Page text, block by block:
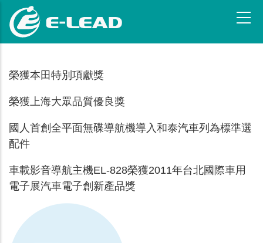
内榮獲本田特別項獻獎
榮獲上海大眾品質優良獎
國人首創全平面無碟導航機導入和泰汽車列為標準選
配件
車載影音導航主機EL-828榮獲2011年台北國際車用
電子展汽車電子創新產品獎